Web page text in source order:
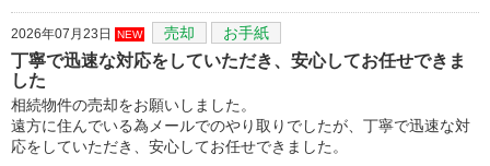
2026年07月23日 NEW 売却 お手紙
丁寧で迅速な対応をしていただき、安心してお任せできま
した
相続物件の売却をお願いしました。
遠方に住んでいる為メールでのやり取りでしたが、丁寧で迅速な対
応をしていただき、安心してお任せできました。